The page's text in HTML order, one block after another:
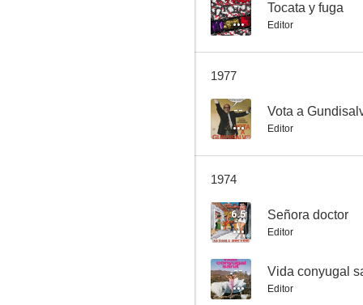
-- Tocata y fuga
Editor
1977
-- Vota a
Editor
1974
6.5 Señora doctor
Editor
-- Vida conyugal
Editor